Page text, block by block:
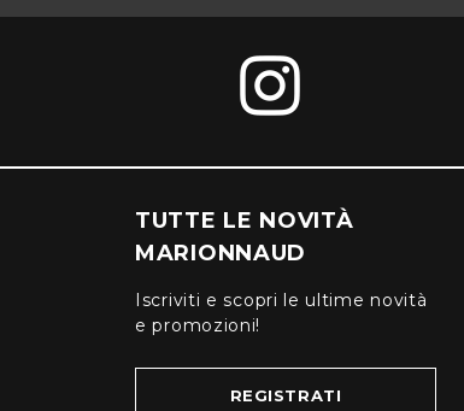
TUTTE LE NOVITÀ
MARIONNAUD
Iscriviti e scopri le ultime novità
e promozioni!
REGISTRATI